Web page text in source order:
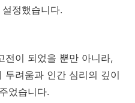
정했습니다.
전이 되었을 뿐만 아니라,
두려움과 인간 심리의 깊이
었습니다.